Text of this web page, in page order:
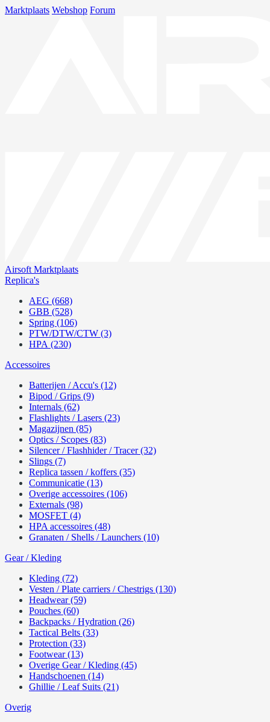
Marktplaats Webshop Forum
Airsoft Marktplaats
Replica's
AEG (668)
GBB (528)
Spring (106)
PTW/DTW/CTW (3)
HPA (230)
Accessoires
Batterijen / Accu's (12)
Bipod / Grips (9)
Internals (62)
Flashlights / Lasers (23)
Magazijnen (85)
Optics / Scopes (83)
Silencer / Flashhider / Tracer (32)
Slings (7)
Replica tassen / koffers (35)
Communicatie (13)
Overige accessoires (106)
Externals (98)
MOSFET (4)
HPA accessoires (48)
Granaten / Shells / Launchers (10)
Gear / Kleding
Kleding (72)
Vesten / Plate carriers / Chestrigs (130)
Headwear (59)
Pouches (60)
Backpacks / Hydration (26)
Tactical Belts (33)
Protection (33)
Footwear (13)
Overige Gear / Kleding (45)
Handschoenen (14)
Ghillie / Leaf Suits (21)
Overig